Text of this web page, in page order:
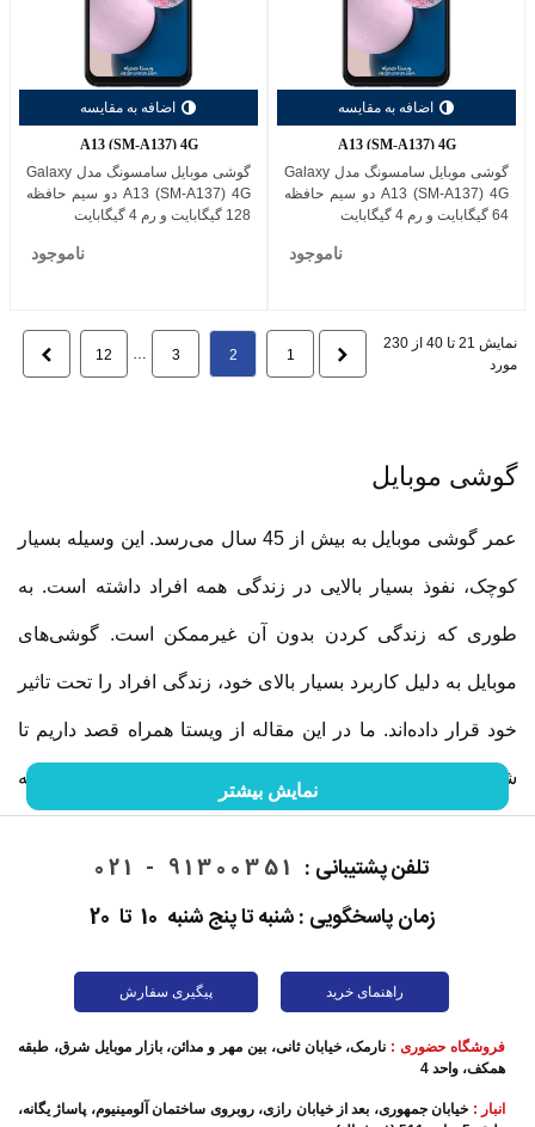
اضافه به مقایسه
A13 (SM-A137) 4G
گوشی موبایل سامسونگ مدل Galaxy
A13 (SM-A137) 4G دو سیم حافظه
64 گیگابایت و رم 4 گیگابایت
ناموجود
اضافه به مقایسه
A13 (SM-A137) 4G
گوشی موبایل سامسونگ مدل Galaxy
A13 (SM-A137) 4G دو سیم حافظه
128 گیگابایت و رم 4 گیگابایت
ناموجود
نمایش 21 تا 40 از 230
مورد
1
2
3
…
12
گوشی موبایل
عمر گوشی موبایل به بیش از 45 سال می‌رسد. این وسیله بسیار
کوچک، نفوذ بسیار بالایی در زندگی همه افراد داشته است. به
طوری که زندگی کردن بدون آن غیرممکن است. گوشی‌های
موبایل به دلیل کاربرد بسیار بالای خود، زندگی افراد را تحت تاثیر
خود قرار داده‌اند. ما در این مقاله از ویستا همراه قصد داریم تا
شما را با گوشی موبایل و خصوصیات آن آشنا کنیم. ما را در ادامه
نمایش بیشتر
تلفن پشتیبانی : 91300351 - 021
زمان پاسخگویی : شنبه تا پنج شنبه 10 تا 20
راهنمای خرید پیگیری سفارش
فروشگاه حضوری : نارمک، خیابان ثانی، بین مهر و مدائن، بازار موبایل شرق، طبقه
همکف، واحد 4
انبار : خیابان جمهوری، بعد از خیابان رازی، روبروی ساختمان آلومینیوم، پاساژ یگانه،